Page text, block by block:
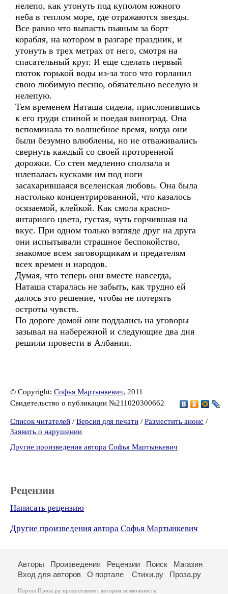
нелепо, как утонуть под куполом южного
неба в теплом море, где отражаются звезды.
Все равно что выпасть пьяным за борт
корабля, на котором в разгаре праздник, и
утонуть в трех метрах от него, смотря на
спасательный круг. И еще сделать первый
глоток горькой воды из-за того что горланил
свою любимую песню, обязательно веселую и
нелепую.
Тем временем Наташа сидела, прислонившись
к его груди спиной и поедая виноград. Она
вспоминала то волшебное время, когда они
были безумно влюблены, но не отваживались
свернуть каждый со своей проторенной
дорожки. Со стен медленно сползала и
шлепалась кусками им под ноги
засахарившаяся вселенская любовь. Она была
настолько концентрированной, что казалось
осязаемой, клейкой. Как смола красно-
янтарного цвета, густая, чуть горчившая на
вкус. При одном только взгляде друг на друга
они испытывали страшное беспокойство,
знакомое всем заговорщикам и предателям
всех времен и народов.
Думая, что теперь они вместе навсегда,
Наташа старалась не забыть, как трудно ей
далось это решение, чтобы не потерять
остроты чувств.
По дороге домой они поддались на уговоры
зазывал на набережной и следующие два дня
решили провести в Албании.
© Copyright: Софья Мартынкевич, 2011
Свидетельство о публикации №211020300662
Список читателей / Версия для печати / Разместить анонс /
Заявить о нарушении
Другие произведения автора Софья Мартынкевич
Рецензии
Написать рецензию
Другие произведения автора Софья Мартынкевич
Авторы Произведения Рецензии Поиск
Магазин
Вход для авторов
О портале Стихи.ру Проза.ру
Портал Проза.ру предоставляет авторам возможность